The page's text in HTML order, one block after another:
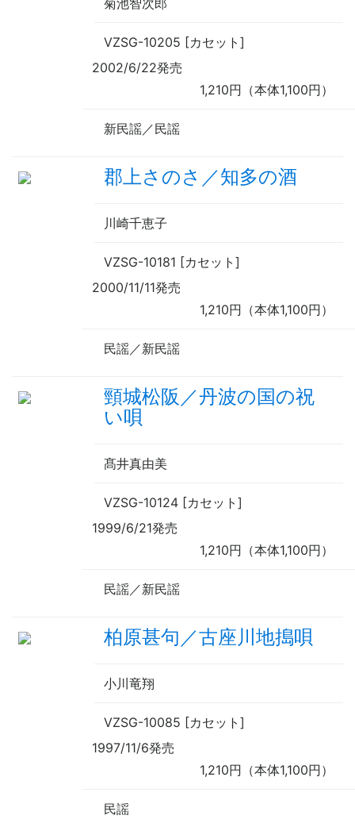
菊池智次郎
VZSG-10205 [カセット]
2002/6/22発売
1,210円（本体1,100円）
新民謡／民謡
郡上さのさ／知多の酒
川崎千恵子
VZSG-10181 [カセット]
2000/11/11発売
1,210円（本体1,100円）
民謡／新民謡
頸城松阪／丹波の国の祝
い唄
髙井真由美
VZSG-10124 [カセット]
1999/6/21発売
1,210円（本体1,100円）
民謡／新民謡
柏原甚句／古座川地搗唄
小川竜翔
VZSG-10085 [カセット]
1997/11/6発売
1,210円（本体1,100円）
民謡